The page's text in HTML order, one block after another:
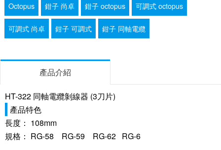
Octopus
鉗子 尚卓 鉗子 octopus 可調式 octopus
可調式 尚卓 鉗子 可調式 鉗子 同軸電纜
產品介紹
HT-322 同軸電纜剝線器 (3刀片)
產品特色
長度： 108mm
規格： RG-58 RG-59 RG-62 RG-6